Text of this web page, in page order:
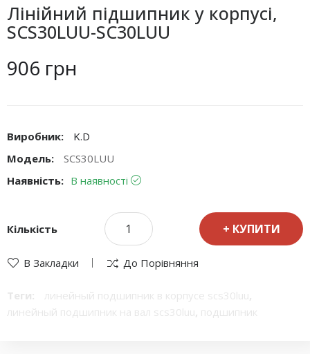
Лінійний підшипник у корпусі,
SCS30LUU-SC30LUU
906 грн
Виробник:
K.D
Модель:
SCS30LUU
Наявність: В наявності
Кількість КУПИТИ
В Закладки До Порівняння
Теги: линейный подшипник в корпусе scs30luu,
линейный подшипник на вал scs30luu, подшипник